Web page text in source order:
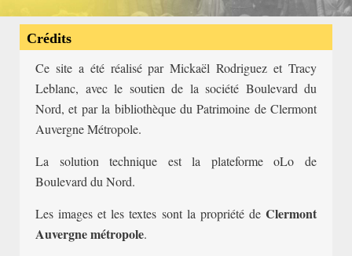
Crédits
Ce site a été réalisé par Mickaël Rodriguez et Tracy
Leblanc, avec le soutien de la société Boulevard du
Nord, et par la bibliothèque du Patrimoine de Clermont
Auvergne Métropole.
La solution technique est la plateforme oLo de
Boulevard du Nord.
Les images et les textes sont la propriété de Clermont
Auvergne métropole.